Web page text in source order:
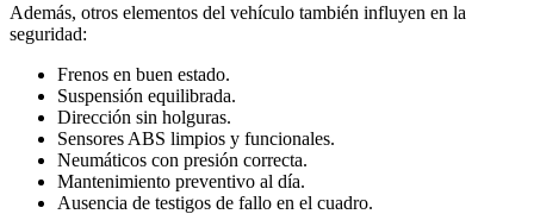
Además, otros elementos del vehículo también influyen en la
seguridad:
Frenos en buen estado.
Suspensión equilibrada.
Dirección sin holguras.
Sensores ABS limpios y funcionales.
Neumáticos con presión correcta.
Mantenimiento preventivo al día.
Ausencia de testigos de fallo en el cuadro.